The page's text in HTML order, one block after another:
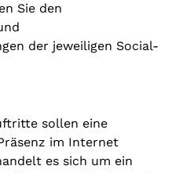
Sie den
der jeweiligen Social-
sollen eine
im Internet
es sich um ein